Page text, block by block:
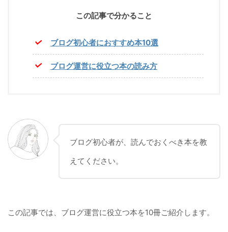
この記事で分かること
ブログ初心者におすすめ本10選
ブログ運営に役立つ本の読み方
ブログ初心者が、読んでおくべき本を教
えてください。
この記事では、ブログ運営に役立つ本を10冊ご紹介します。